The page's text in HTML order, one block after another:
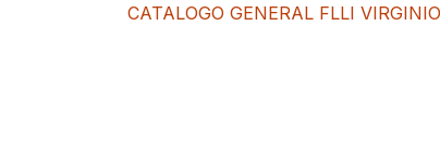
CATALOGO GENERAL FLLI VIRGINIO